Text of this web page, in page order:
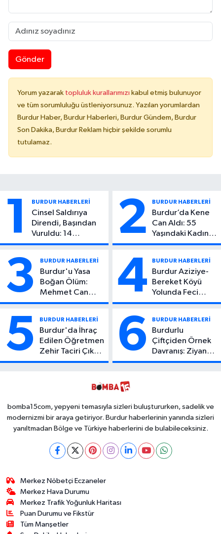
Gönder
Yorum yazarak topluluk kurallarımızı kabul etmiş bulunuyor
ve tüm sorumluluğu üstleniyorsunuz. Yazılan yorumlardan
Burdur Haber, Burdur Haberleri, Burdur Gündem, Burdur
Son Dakika, Burdur Reklam hiçbir şekilde sorumlu
tutulamaz.
1 BURDUR HABERLERİ
Cinsel Saldırıya
Direndi, Başından
Vuruldu: 14
Yaşındaki Çocuktan
2 BURDUR HABERLERİ
Burdur’da Kene
Can Aldı: 55
Yaşındaki Kadın
Hayatını Kaybetti
3 BURDUR HABERLERİ
Burdur'u Yasa
Boğan Ölüm:
Mehmet Can
Atıcı Genç Yaşta
4 BURDUR HABERLERİ
Burdur Aziziye-
Bereket Köyü
Yolunda Feci
Kaza: 1 Ölü, 2
5 BURDUR HABERLERİ
Burdur'da İhraç
Edilen Öğretmen
Zehir Taciri Çıktı:
Binlerce
6 BURDUR HABERLERİ
Burdurlu
Çiftçiden Örnek
Davranış: Ziyan
Olmasın Diye
Toplayabilecek
bomba15com, yepyeni temasıyla sizleri buluştururken, sadelik ve
modernizmi bir araya getiriyor. Burdur haberlerinin yanında sizleri
yanıltmadan Bölge ve Türkiye haberlerini de bulabileceksiniz.
Merkez Nöbetçi Eczaneler
Merkez Hava Durumu
Merkez Trafik Yoğunluk Haritası
Puan Durumu ve Fikstür
Tüm Manşetler